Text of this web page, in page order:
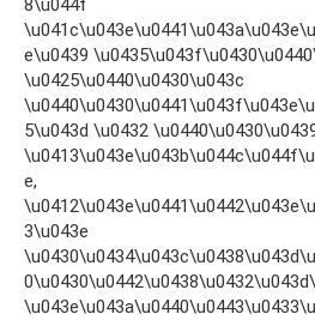
8\u044f
e\u0439
\u0425\u0440\u0430\u043c
5\u043d \u0432
e,
3\u043e